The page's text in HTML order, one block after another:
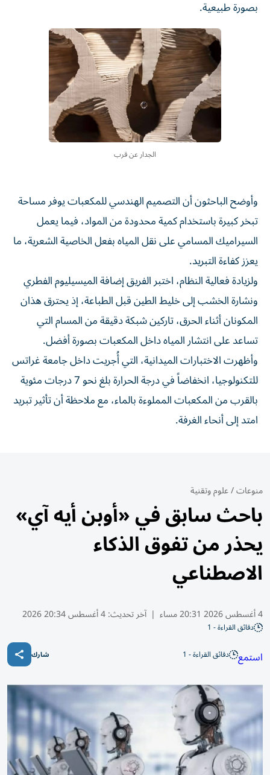
بصورة طبيعية.
الجدار عن قرب
وأوضح الباحثون أن التصميم الهندسي للمكعبات يوفر مساحة
تبخر كبيرة باستخدام كمية محدودة من المواد، فيما يعمل
السيراميك المسامي على نقل المياه بفعل الخاصية الشعرية، ما
يعزز كفاءة التبريد.
ولزيادة فعالية النظام، اختبر الفريق إضافة الميسيليوم الفطري
ونشارة الخشب إلى خليط الطين قبل الطباعة، إذ يحترق هذان
المكونان أثناء الحرق، تاركين شبكة دقيقة من المسام التي
تساعد على انتشار المياه داخل المكعبات بصورة أفضل.
وأظهرت الاختبارات الميدانية، التي أُجريت داخل جامعة غراتس
للتكنولوجيا، انخفاضاً في درجة الحرارة بلغ نحو 7 درجات مئوية
بالقرب من المكعبات المملوءة بالماء، مع ملاحظة أن تأثير تبريد
امتد إلى أنحاء الغرفة.
منوعات/علوم وتقنية
باحث سابق في «أوبن أيه آي»
يحذر من تفوق الذكاء
الاصطناعي
4 أغسطس 2026 20:31 مساء | آخر تحديث:4 أغسطس 20:34 2026
دقائق القراءة - 1
استمع دقائق القراءة - 1 شارك